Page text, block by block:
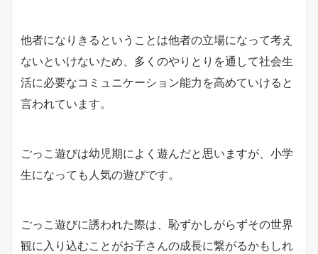
他者になりきるということは他者の立場になって考え
ないといけないため、多くのやりとりを通して社会生
活に必要なコミュニケーション能力を高めていけると
言われています。
ごっこ遊びは幼児期によく遊んだと思いますが、小学
生になっても人気の遊びです。
ごっこ遊びに誘われた際は、恥ずかしがらずその世界
観に入り込むことがお子さんの成長に繋がるかもしれ